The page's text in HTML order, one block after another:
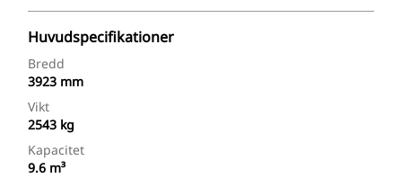
Huvudspecifikationer
Bredd
3923 mm
Vikt
2543 kg
Kapacitet
9.6 m³